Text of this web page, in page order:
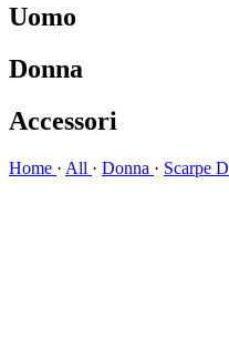
Uomo
Donna
Accessori
Home · All · Donna · Scarpe